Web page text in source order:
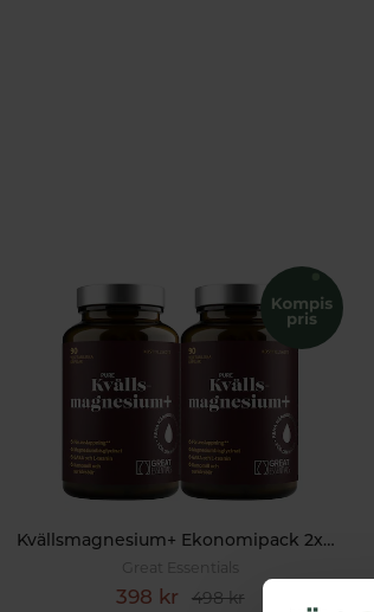
Kvällsmagnesium+ Ekonomipack 2x90k
Great Essentials
398 kr 498 kr